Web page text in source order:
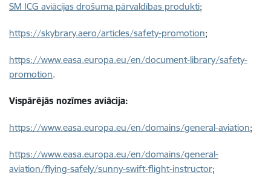
SM ICG aviācijas drošuma pārvaldības produkti;
https://skybrary.aero/articles/safety-promotion;
https://www.easa.europa.eu/en/document-library/safety-
promotion.
Vispārējās nozīmes aviācija:
https://www.easa.europa.eu/en/domains/general-aviation;
https://www.easa.europa.eu/en/domains/general-
aviation/flying-safely/sunny-swift-flight-instructor;